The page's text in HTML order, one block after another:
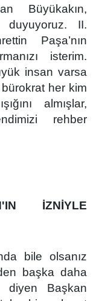
Büyükakın,
duyuyoruz. II.
Paşa’nın
isterim.
insan varsa
bürokrat her kim
almışlar,
rehber
İZNİYLE
bile olsanız
başka daha
diyen Başkan